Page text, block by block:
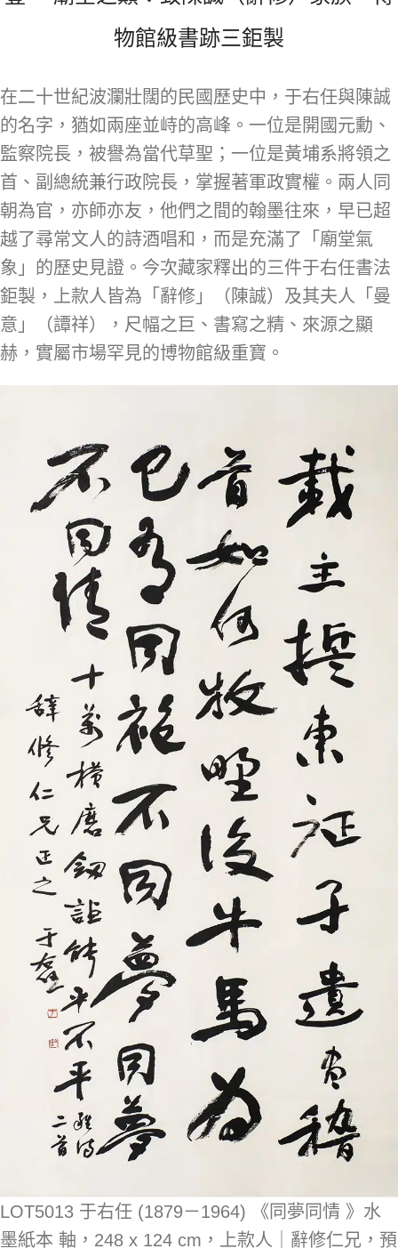
物館級書跡三鉅製
在二十世紀波瀾壯闊的民國歷史中，于右任與陳誠
的名字，猶如兩座並峙的高峰。一位是開國元勳、
監察院長，被譽為當代草聖；一位是黃埔系將領之
首、副總統兼行政院長，掌握著軍政實權。兩人同
朝為官，亦師亦友，他們之間的翰墨往來，早已超
越了尋常文人的詩酒唱和，而是充滿了「廟堂氣
象」的歷史見證。今次藏家釋出的三件于右任書法
鉅製，上款人皆為「辭修」（陳誠）及其夫人「曼
意」（譚祥），尺幅之巨、書寫之精、來源之顯
赫，實屬市場罕見的博物館級重寶。
LOT5013 于右任 (1879－1964) 《同夢同情 》 水
墨紙本 軸，248 x 124 cm，上款人｜辭修仁兄， 預